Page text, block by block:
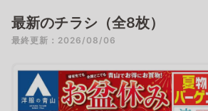
最新のチラシ（全8枚）
最終更新：2026/08/06